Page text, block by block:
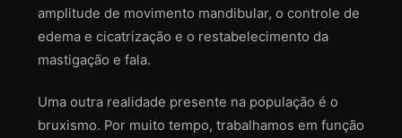
amplitude de movimento mandibular, o controle de
edema e cicatrização e o restabelecimento da
mastigação e fala.
Uma outra realidade presente na população é o
bruxismo. Por muito tempo, trabalhamos em função